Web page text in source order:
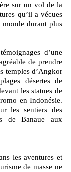
sur un vol de la
qu’il a vécues
monde durant plus
d’une
de prendre
temples d’Angkor
désertes de
les statues de
en Indonésie.
les sentiers des
de Banaue aux
les aventures et
de masse ne